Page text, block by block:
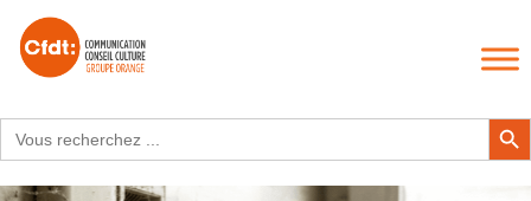
for:
Search